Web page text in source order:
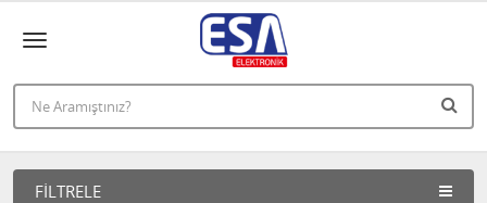
FILTRELE